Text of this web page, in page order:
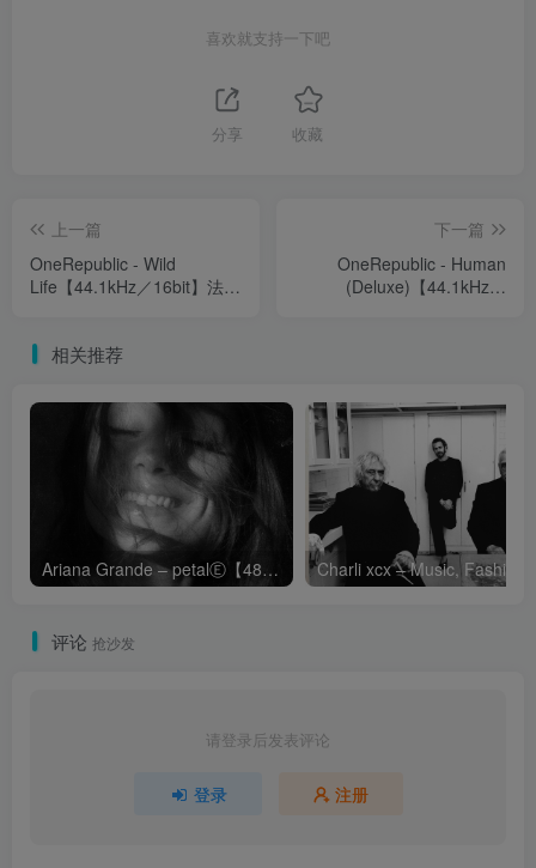
喜欢就支持一下吧
分享 收藏
上一篇
OneRepublic - Wild
Life【44.1kHz／16bit】法国
下一篇
OneRepublic - Human
(Deluxe)【44.1kHz／
相关推荐
Ariana Grande – petalⒺ【48kHz／24bit】英国区
评论 抢沙发
请登录后发表评论
登录 注册